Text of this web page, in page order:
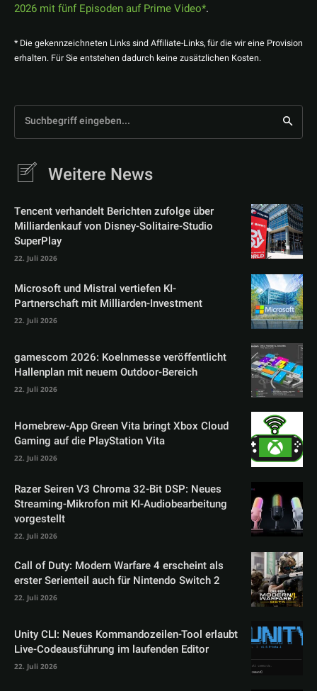
2026 mit fünf Episoden auf Prime Video .
* Die gekennzeichneten Links sind Affiliate-Links, für die wir eine Provision
erhalten. Für Sie entstehen dadurch keine zusätzlichen Kosten.
Suchbegriff eingeben...
Weitere News
Tencent verhandelt Berichten zufolge über
Milliardenkauf von Disney-Solitaire-Studio
SuperPlay
22. Juli 2026
Microsoft und Mistral vertiefen KI-
Partnerschaft mit Milliarden-Investment
22. Juli 2026
gamescom 2026: Koelnmesse veröffentlicht
Hallenplan mit neuem Outdoor-Bereich
22. Juli 2026
Homebrew-App Green Vita bringt Xbox Cloud
Gaming auf die PlayStation Vita
22. Juli 2026
Razer Seiren V3 Chroma 32-Bit DSP: Neues
Streaming-Mikrofon mit KI-Audiobearbeitung
vorgestellt
22. Juli 2026
Call of Duty: Modern Warfare 4 erscheint als
erster Serienteil auch für Nintendo Switch 2
22. Juli 2026
Unity CLI: Neues Kommandozeilen-Tool erlaubt
Live-Codeausführung im laufenden Editor
22. Juli 2026